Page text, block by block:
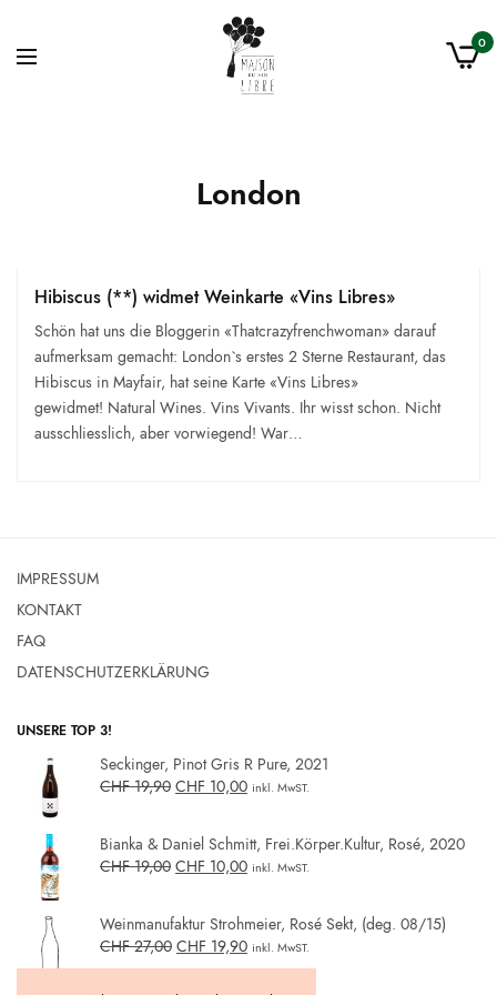
0
London
Hibiscus (**) widmet Weinkarte «Vins Libres»
Schön hat uns die Bloggerin «Thatcrazyfrenchwoman» darauf
aufmerksam gemacht: London`s erstes 2 Sterne Restaurant, das
Hibiscus in Mayfair, hat seine Karte «Vins Libres»
gewidmet! Natural Wines. Vins Vivants. Ihr wisst schon. Nicht
ausschliesslich, aber vorwiegend! War…
IMPRESSUM
KONTAKT
FAQ
DATENSCHUTZERKLÄRUNG
UNSERE TOP 3!
Seckinger, Pinot Gris R Pure, 2021
CHF19,90 CHF 10,00 inkl. MwST.
Bianka & Daniel Schmitt, Frei.Körper.Kultur, Rosé, 2020
CHF19,00 CHF 10,00 inkl. MwST.
Weinmanufaktur Strohmeier, Rosé Sekt, (deg. 08/15)
CHF27,00 CHF 19,90 inkl. MwST.